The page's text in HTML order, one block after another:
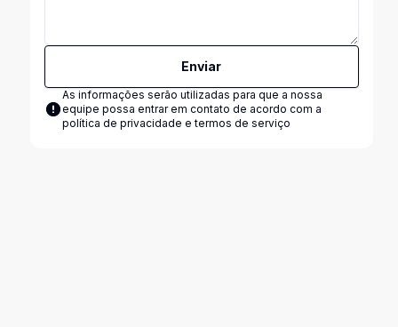
Enviar
As informações serão utilizadas para que a nossa
equipe possa entrar em contato de acordo com a
política de privacidade e termos de serviço